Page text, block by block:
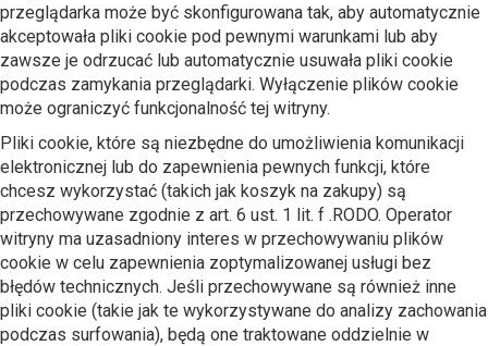
przeglądarka może być skonfigurowana tak, aby automatycznie
akceptowała pliki cookie pod pewnymi warunkami lub aby
zawsze je odrzucać lub automatycznie usuwała pliki cookie
podczas zamykania przeglądarki. Wyłączenie plików cookie
może ograniczyć funkcjonalność tej witryny.
Pliki cookie, które są niezbędne do umożliwienia komunikacji
elektronicznej lub do zapewnienia pewnych funkcji, które
chcesz wykorzystać (takich jak koszyk na zakupy) są
przechowywane zgodnie z art. 6 ust. 1 lit. f .RODO. Operator
witryny ma uzasadniony interes w przechowywaniu plików
cookie w celu zapewnienia zoptymalizowanej usługi bez
błędów technicznych. Jeśli przechowywane są również inne
pliki cookie (takie jak te wykorzystywane do analizy zachowania
podczas surfowania), będą one traktowane oddzielnie w